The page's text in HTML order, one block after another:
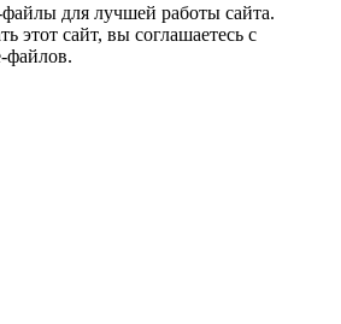
для лучшей работы сайта.
этот сайт, вы соглашаетесь с
файлов.